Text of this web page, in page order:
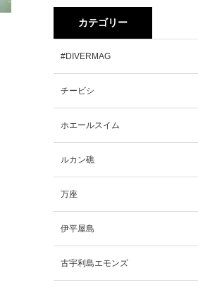
カテゴリー
#DIVERMAG
チービシ
ホエールスイム
ルカン礁
万座
伊平屋島
古宇利島エモンズ